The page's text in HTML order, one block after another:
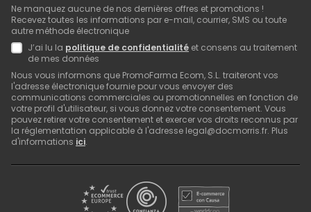
Ne manquez aucune de nos dernières offres et promotions !
Recevez toutes les informations par e-mail, courrier, SMS ou toute
autre méthode électronique
J’ai lu la politique de confidentialité et consens au traitement
de mes données
Nous vous informons que PromoFarma Ecom, S.L. traiteront vos
l'adresse électronique fournie pour vous envoyer des
communications commerciales ou promotionnelles en fonction de
votre profil d'utilisateur, si vous donnez votre consentement. Vous
pouvez retirer votre consentement et exercer vos droits reconnus par
la réglementation applicable à l'adresse legal@docmorris.fr. Plus
d'informations ici.